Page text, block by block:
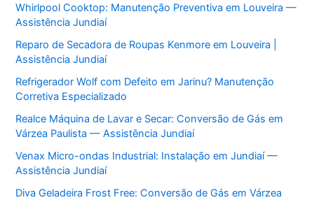
Whirlpool Cooktop: Manutenção Preventiva em Louveira —
Assistência Jundiaí
Reparo de Secadora de Roupas Kenmore em Louveira |
Assistência Jundiaí
Refrigerador Wolf com Defeito em Jarinu? Manutenção
Corretiva Especializado
Realce Máquina de Lavar e Secar: Conversão de Gás em
Várzea Paulista — Assistência Jundiaí
Venax Micro-ondas Industrial: Instalação em Jundiaí —
Assistência Jundiaí
Diva Geladeira Frost Free: Conversão de Gás em Várzea